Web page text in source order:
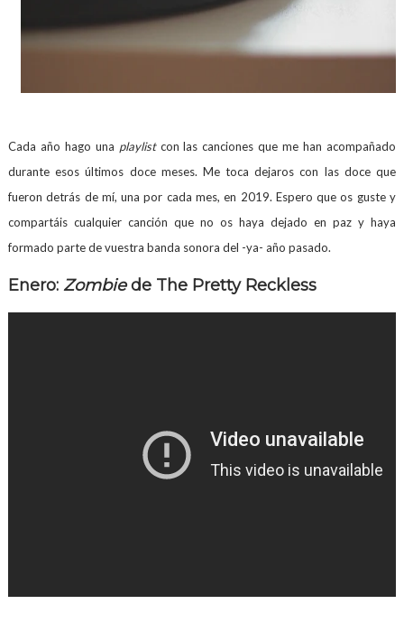
Cada año hago una playlist con las canciones que me han acompañado
durante esos últimos doce meses. Me toca dejaros con las doce que
fueron detrás de mí, una por cada mes, en 2019. Espero que os guste y
compartáis cualquier canción que no os haya dejado en paz y haya
formado parte de vuestra banda sonora del -ya- año pasado.
Enero: Zombiede The Pretty Reckless